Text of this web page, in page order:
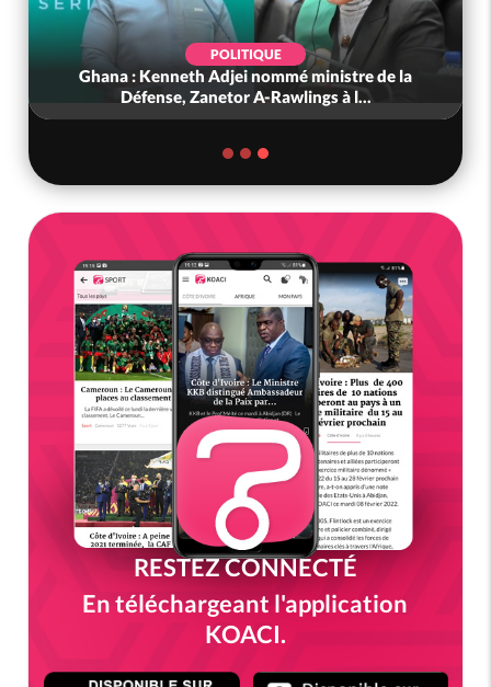
POLITIQUE
Ghana : Kenneth Adjei nommé ministre de la
Défense, Zanetor A-Rawlings à l...
RESTEZ CONNECTÉ
En téléchargeant l'application
KOACI.